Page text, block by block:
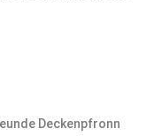
Deckenpfronn